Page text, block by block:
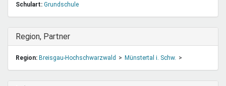
Schulart: Grundschule
Ausblenden
Region, Partner
Region: Breisgau-Hochschwarzwald Münstertal i. Schw.